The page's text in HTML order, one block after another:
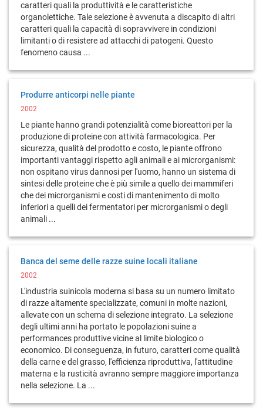
caratteri quali la produttività e le caratteristiche
organolettiche. Tale selezione è avvenuta a discapito di altri
caratteri quali la capacità di sopravvivere in condizioni
limitanti o di resistere ad attacchi di patogeni. Questo
fenomeno causa ...
Produrre anticorpi nelle piante
2002
Le piante hanno grandi potenzialità come bioreattori per la
produzione di proteine con attività farmacologica. Per
sicurezza, qualità del prodotto e costo, le piante offrono
importanti vantaggi rispetto agli animali e ai microrganismi:
non ospitano virus dannosi per l'uomo, hanno un sistema di
sintesi delle proteine che è più simile a quello dei mammiferi
che dei microrganismi e costi di mantenimento di molto
inferiori a quelli dei fermentatori per microrganismi o degli
animali ...
Banca del seme delle razze suine locali italiane
2002
L'industria suinicola moderna si basa su un numero limitato
di razze altamente specializzate, comuni in molte nazioni,
allevate con un schema di selezione integrato. La selezione
degli ultimi anni ha portato le popolazioni suine a
performances produttive vicine al limite biologico o
economico. Di conseguenza, in futuro, caratteri come qualità
della carne e del grasso, l'efficienza riproduttiva, l'attitudine
materna e la rusticità avranno sempre maggiore importanza
nella selezione. La ...